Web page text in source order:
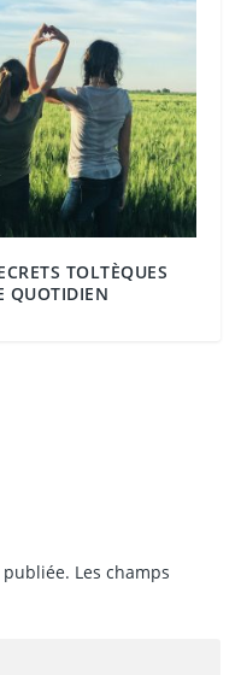
TOLTÈQUES
QUOTIDIEN
publiée. Les champs